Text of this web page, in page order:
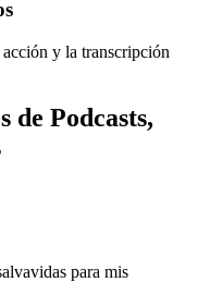
acción y la transcripción
de Podcasts,
para mis